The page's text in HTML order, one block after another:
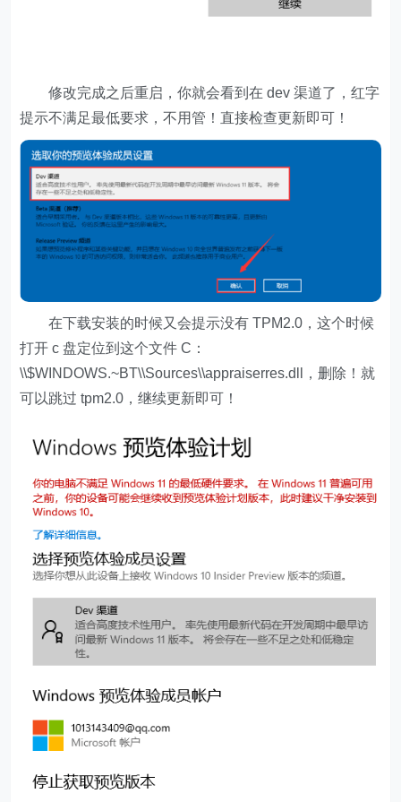
修改完成之后重启，你就会看到在 dev 渠道了，红字
提示不满足最低要求，不用管！直接检查更新即可！
在下载安装的时候又会提示没有 TPM2.0，这个时候
打开 c 盘定位到这个文件 C：
\\$WINDOWS.~BT\\Sources\\appraiserres.dll，删除！就
可以跳过 tpm2.0，继续更新即可！